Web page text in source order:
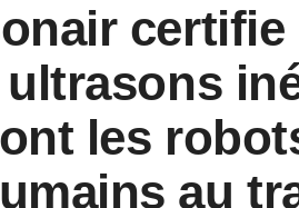
certifie
ultrasons
les
au